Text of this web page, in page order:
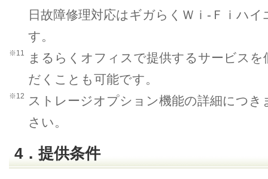
日故障修理対応はギガらくＷｉ-Ｆｉハ
す。
※11
まるらくオフィスで提供するサービス
だくことも可能です。
※12
ストレージオプション機能の詳細につ
さい。
4．提供条件